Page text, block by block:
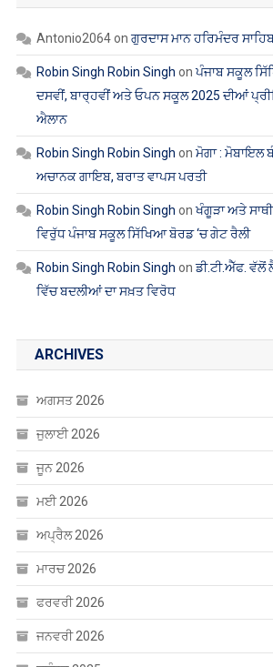
ਵਿਰੁੱਧ ਪੰਜਾਬ ਸਕੂਲ ਸਿੱਖਿਆ ਬੋਰਡ ‘ਚ ਗੇਟ ਰੈਲੀ
Robin Singh Robin Singh onਡੀ.ਟੀ.ਐੱਫ. ਵੱਲੋਂ
ਵਿੱਚ ਬਦਲੀਆਂ ਦਾ ਸਖ਼ਤ ਵਿਰੋਧ
ARCHIVES
ਅਗਸਤ 2026
ਜੁਲਾਈ 2026
ਜੂਨ 2026
ਅਪ੍ਰੈਲ 2026
ਮਾਰਚ 2026
ਫਰਵਰੀ 2026
ਜਨਵਰੀ 2026
ਦਸੰਬਰ 2025
ਨਵੰਬਰ 2025
ਅਕਤੂਬਰ 2025
ਸਤੰਬਰ 2025
ਅਗਸਤ 2025
ਜੁਲਾਈ 2025